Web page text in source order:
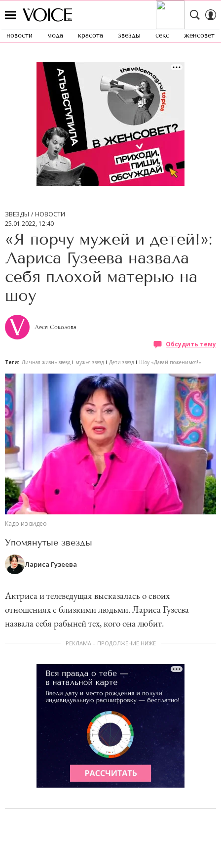
новости мода красота звезды секс женсовет
ЗВЕЗДЫ
НОВОСТИ
25.01.2022, 12:40
«Я порчу мужей и детей!»:
Лариса Гузеева назвала
себя плохой матерью на
шоу
Леся Соколова
Обсудить тему
Теги: Личная жизнь звезд мужья звезд Дети звезд Шоу «Давай поженимся!»
Кадр из видео
Упомянутые звезды
Лариса Гузеева
Актриса и телеведущая высказалась о своих
отношениях с близкими людьми. Лариса Гузеева
назвала себя рабыней тех, кого она любит.
РЕКЛАМА – ПРОДОЛЖЕНИЕ НИЖЕ